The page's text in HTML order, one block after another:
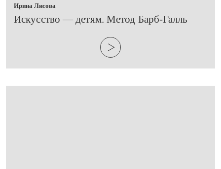
Ирина Лисова
​Искусство — детям. Метод Барб-Галль